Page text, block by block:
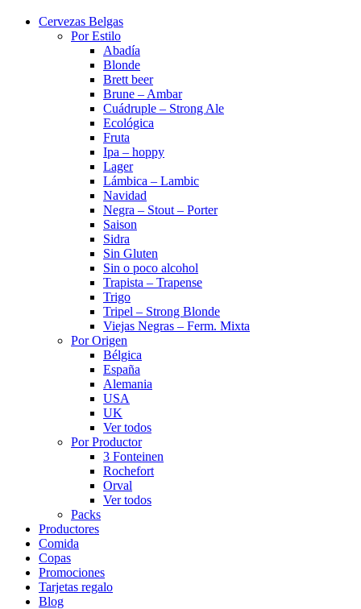
Cervezas Belgas
Por Estilo
Abadía
Blonde
Brett beer
Brune – Ambar
Cuádruple – Strong Ale
Ecológica
Fruta
Ipa – hoppy
Lager
Lámbica – Lambic
Navidad
Negra – Stout – Porter
Saison
Sidra
Sin Gluten
Sin o poco alcohol
Trapista – Trapense
Trigo
Tripel – Strong Blonde
Viejas Negras – Ferm. Mixta
Por Origen
Bélgica
España
Alemania
USA
UK
Ver todos
Por Productor
3 Fonteinen
Rochefort
Orval
Ver todos
Packs
Productores
Comida
Copas
Promociones
Tarjetas regalo
Blog